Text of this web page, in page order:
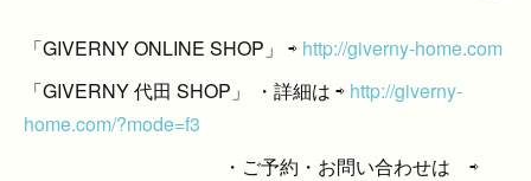
「GIVERNY ONLINE SHOP」 ⇨ http://giverny-home.com
「GIVERNY 代田 SHOP」 ・詳細は ⇨ http://giverny-
home.com/?mode=f3
・ご予約・お問い合わせは ⇨